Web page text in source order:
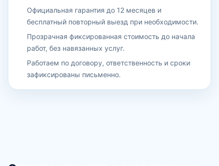
Официальная гарантия до 12 месяцев и
бесплатный повторный выезд при необходимости.
Прозрачная фиксированная стоимость до начала
работ, без навязанных услуг.
Работаем по договору, ответственность и сроки
зафиксированы письменно.